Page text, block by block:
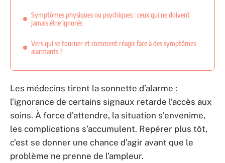
Symptômes physiques ou psychiques : ceux qui ne doivent
jamais être ignorés
Vers qui se tourner et comment réagir face à des symptômes
alarmants ?
Les médecins tirent la sonnette d’alarme :
l’ignorance de certains signaux retarde l’accès aux
soins. À force d’attendre, la situation s’envenime,
les complications s’accumulent. Repérer plus tôt,
c’est se donner une chance d’agir avant que le
problème ne prenne de l’ampleur.